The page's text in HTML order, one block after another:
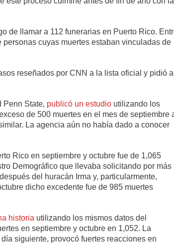
de llamar a 112 funerarias en Puerto Rico.
cuyas muertes estaban vinculadas de
reseñados por CNN a la lista oficial y pidió a
Penn State, publicó un estudio utilizando los
de 500 muertes en el mes de septiembre
La agencia aún no había dado a conocer
Rico en septiembre y octubre fue de 1,065
Demográfico que llevaba solicitando por más
del huracán Irma y, particularmente,
dicho excedente fue de 985 muertes
historia utilizando los mismos datos del
en septiembre y octubre en 1,052. La
siguiente, provocó fuertes reacciones en